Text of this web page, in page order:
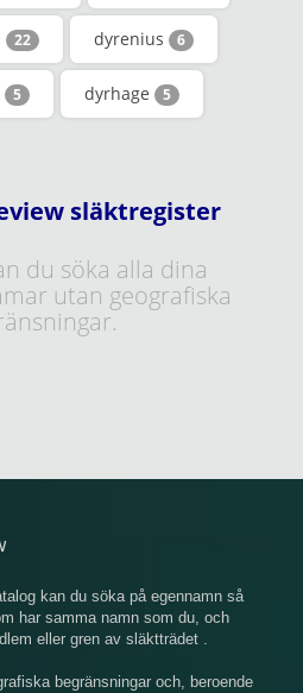
22 dyrenius 6
5 dyrhage 5
släktregister
du söka alla dina
utan geografiska
kan du söka på egennamn så
har samma namn som du, och
eller gren av släktträdet .
begränsningar och, beroende